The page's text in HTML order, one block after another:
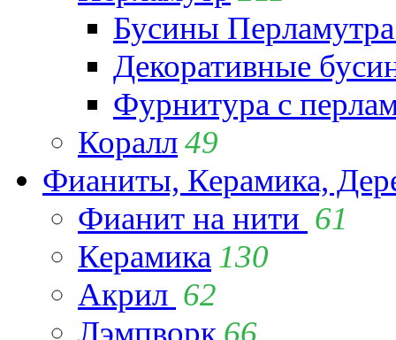
Бусины
Декоративные
Фурнитура с
Коралл49
Фианиты, Керамика,
Фианит на нити 61
Керамика 130
Акрил 62
Лэмпворк 66